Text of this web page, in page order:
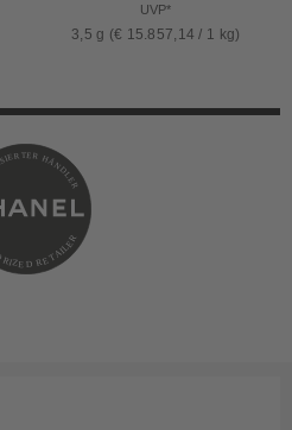
UVP*
3,5 g (€ 15.857,14 / 1 kg)